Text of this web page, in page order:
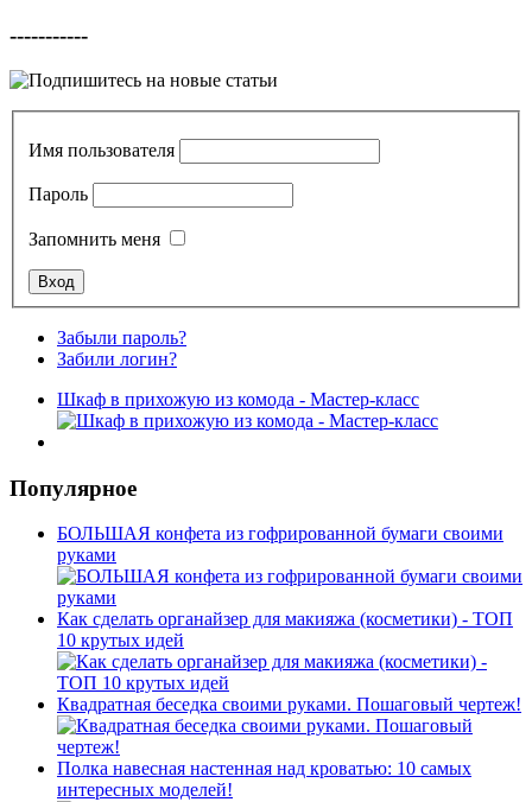
-----------
Имя пользователя
Пароль
Запомнить меня
Забыли пароль?
Забили логин?
Шкаф в прихожую из комода - Мастер-класс
Популярное
БОЛЬШАЯ конфета из гофрированной бумаги своими
руками
Как сделать органайзер для макияжа (косметики) - ТОП
10 крутых идей
Квадратная беседка своими руками. Пошаговый чертеж!
Полка навесная настенная над кроватью: 10 самых
интересных моделей!